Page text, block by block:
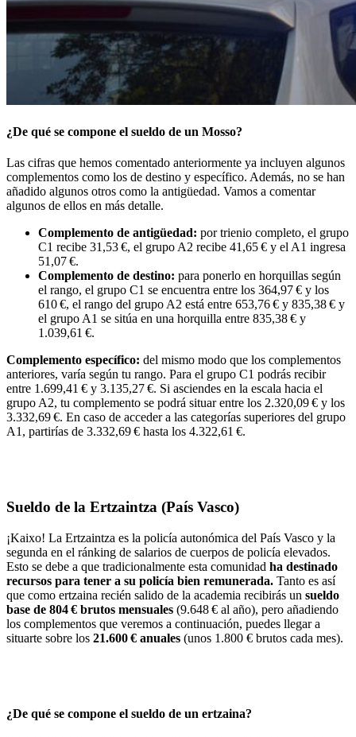
¿De qué se compone el sueldo de un Mosso?
Las cifras que hemos comentado anteriormente ya incluyen algunos
complementos como los de destino y específico. Además, no se han
añadido algunos otros como la antigüedad. Vamos a comentar
algunos de ellos en más detalle.
Complemento de antigüedad: por trienio completo, el grupo
C1 recibe 31,53 €, el grupo A2 recibe 41,65 € y el A1 ingresa
51,07 €.
Complemento de destino: para ponerlo en horquillas según
el rango, el grupo C1 se encuentra entre los 364,97 € y los
610 €, el rango del grupo A2 está entre 653,76 € y 835,38 € y
el grupo A1 se sitúa en una horquilla entre 835,38 € y
1.039,61 €.
Complemento específico: del mismo modo que los complementos
anteriores, varía según tu rango. Para el grupo C1 podrás recibir
entre 1.699,41 € y 3.135,27 €. Si asciendes en la escala hacia el
grupo A2, tu complemento se podrá situar entre los 2.320,09 € y los
3.332,69 €. En caso de acceder a las categorías superiores del grupo
A1, partirías de 3.332,69 € hasta los 4.322,61 €.
Sueldo de la Ertzaintza (País Vasco)
¡Kaixo! La Ertzaintza es la policía autonómica del País Vasco y la
segunda en el ránking de salarios de cuerpos de policía elevados.
Esto se debe a que tradicionalmente esta comunidad ha destinado
recursos para tener a su policía bien remunerada. Tanto es así
que como ertzaina recién salido de la academia recibirás un sueldo
base de 804 € brutos mensuales (9.648 € al año), pero añadiendo
los complementos que veremos a continuación, puedes llegar a
situarte sobre los 21.600 € anuales (unos 1.800 € brutos cada mes).
¿De qué se compone el sueldo de un ertzaina?